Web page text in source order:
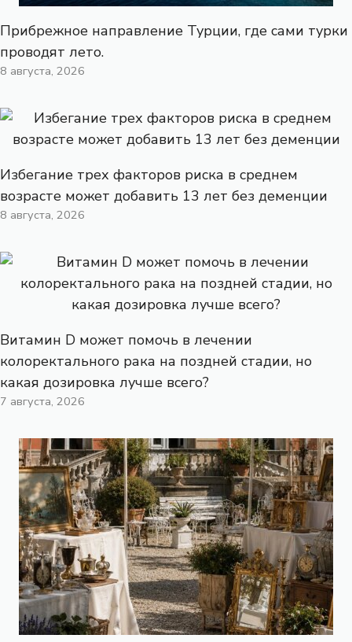
Прибрежное направление Турции, где сами турки
проводят лето.
8 августа, 2026
Избегание трех факторов риска в среднем
возрасте может добавить 13 лет без деменции
8 августа, 2026
Витамин D может помочь в лечении
колоректального рака на поздней стадии, но
какая дозировка лучше всего?
7 августа, 2026